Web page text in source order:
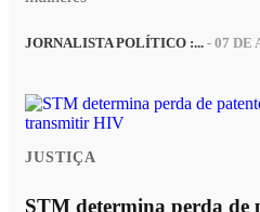
JORNALISTA POLÍTICO :... - 07 DE
JUSTIÇA
STM determina perda de